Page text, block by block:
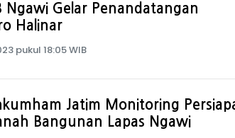
Ngawi Gelar Penandatangan
Halinar
pukul 18:05 WIB
Jatim Monitoring
Bangunan Lapas Ngawi